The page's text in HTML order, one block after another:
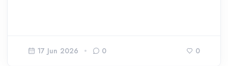
17 Jun 2026 0 0